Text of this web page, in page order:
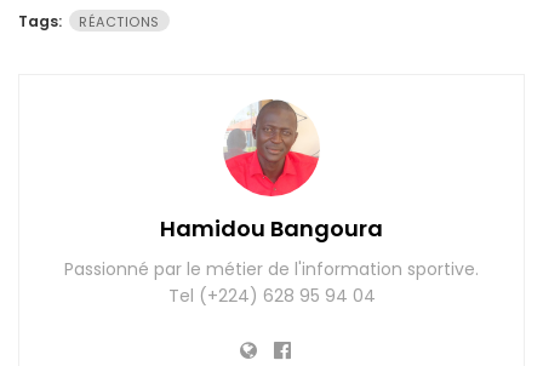
Tags: RÉACTIONS
Hamidou Bangoura
Passionné par le métier de l'information sportive.
Tel (+224) 628 95 94 04